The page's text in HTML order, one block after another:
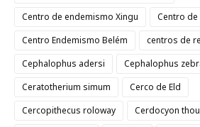
Centro de endemismo Xingu
Centro
Centro Endemismo Belém
centros de
Cephalophus adersi
Cephalophus
Ceratotherium simum
Cerco de Eld
Cercopithecus roloway
Cerdocyon